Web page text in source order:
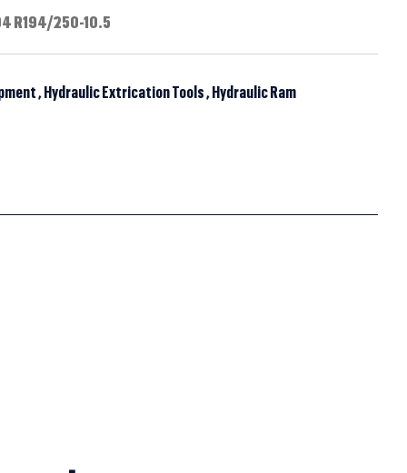
R194/250-10.5
, Hydraulic Extrication Tools, Hydraulic Ram